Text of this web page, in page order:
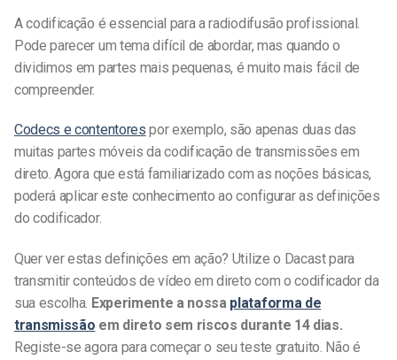
A codificação é essencial para a radiodifusão profissional.
Pode parecer um tema difícil de abordar, mas quando o
dividimos em partes mais pequenas, é muito mais fácil de
compreender.
Codecs e contentores por exemplo, são apenas duas das
muitas partes móveis da codificação de transmissões em
direto. Agora que está familiarizado com as noções básicas,
poderá aplicar este conhecimento ao configurar as definições
do codificador.
Quer ver estas definições em ação? Utilize o Dacast para
transmitir conteúdos de vídeo em direto com o codificador da
sua escolha. Experimente a nossa plataforma de
transmissão em direto sem riscos durante 14 dias.
Registe-se agora para começar o seu teste gratuito. Não é